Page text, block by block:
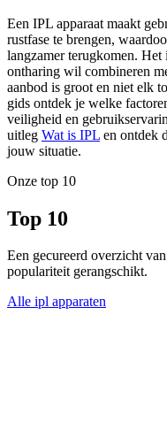
Een IPL apparaat maakt
rustfase te brengen,
langzamer terugkomen.
ontharing wil combineren
aanbod is groot en niet elk
gids ontdek je welke
veiligheid en
uitleg Wat is IPL en ontdek
jouw situatie.
Onze top 10
Top 10
Een gecureerd overzicht
populariteit gerangschikt.
Alle ipl apparaten